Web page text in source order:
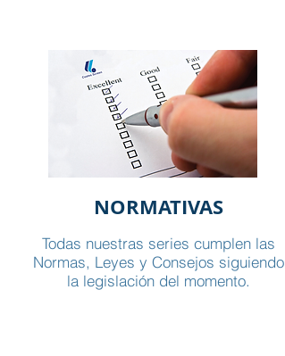
NORMATIVAS
Todas nuestras series cumplen las
Normas, Leyes y Consejos siguiendo
la legislación del momento.